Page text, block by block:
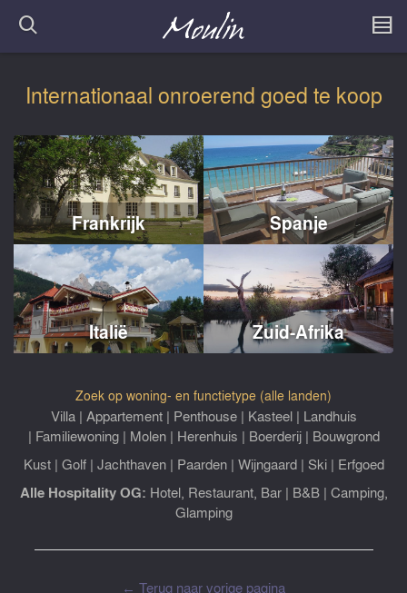
Internationaal onroerend goed te koop
Frankrijk Spanje
Italië Zuid-Afrika
Zoek op woning- en functietype (alle landen)
Villa| Appartement| Penthouse| Kasteel| Landhuis
| Familiewoning| Molen| Herenhuis | Boerderij| Bouwgrond
Kust| Golf| Jachthaven| Paarden| Wijngaard| Ski| Erfgoed
Alle Hospitality OG: Hotel, Restaurant, Bar| B&B| Camping,
Glamping
← Terug naar vorige pagina